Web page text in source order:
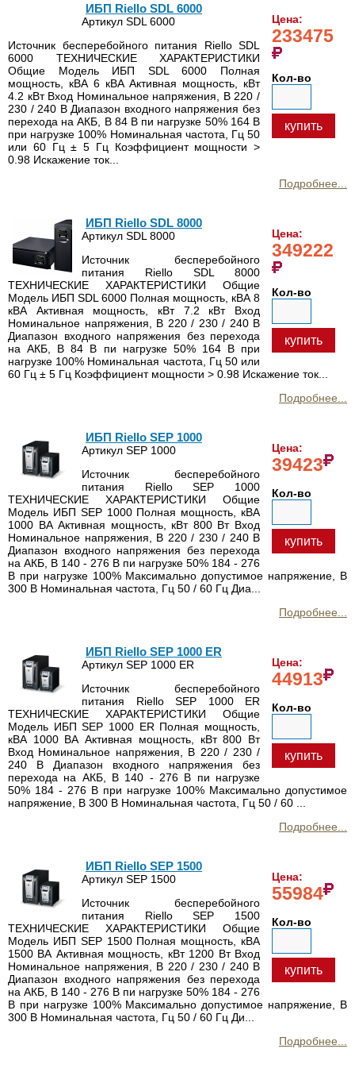
Цена:
233475
Кол-во
купить
ИБП Riello SDL 6000
Артикул SDL 6000
Источник бесперебойного питания Riello SDL
6000 ТЕХНИЧЕСКИЕ ХАРАКТЕРИСТИКИ
Общие Модель ИБП SDL 6000 Полная
мощность, кВА 6 кВА Активная мощность, кВт
4.2 кВт Вход Номинальное напряжения, В 220 /
230 / 240 В Диапазон входного напряжения без
перехода на АКБ, В 84 В пи нагрузке 50% 164 В
при нагрузке 100% Номинальная частота, Гц 50
или 60 Гц ± 5 Гц Коэффициент мощности >
0.98 Искажение ток...
Подробнее...
Цена:
349222
Кол-во
купить
ИБП Riello SDL 8000
Артикул SDL 8000
Источник бесперебойного
питания Riello SDL 8000
ТЕХНИЧЕСКИЕ ХАРАКТЕРИСТИКИ Общие
Модель ИБП SDL 6000 Полная мощность, кВА 8
кВА Активная мощность, кВт 7.2 кВт Вход
Номинальное напряжения, В 220 / 230 / 240 В
Диапазон входного напряжения без перехода
на АКБ, В 84 В пи нагрузке 50% 164 В при
нагрузке 100% Номинальная частота, Гц 50 или
60 Гц ± 5 Гц Коэффициент мощности > 0.98 Искажение ток...
Подробнее...
Цена:
39423
Кол-во
купить
ИБП Riello SEP 1000
Артикул SEP 1000
Источник бесперебойного
питания Riello SEP 1000
ТЕХНИЧЕСКИЕ ХАРАКТЕРИСТИКИ Общие
Модель ИБП SEP 1000 Полная мощность, кВА
1000 ВА Активная мощность, кВт 800 Вт Вход
Номинальное напряжения, В 220 / 230 / 240 В
Диапазон входного напряжения без перехода
на АКБ, В 140 - 276 В пи нагрузке 50% 184 - 276
В при нагрузке 100% Максимально допустимое напряжение, В
300 В Номинальная частота, Гц 50 / 60 Гц Диа...
Подробнее...
Цена:
44913
Кол-во
купить
ИБП Riello SEP 1000 ER
Артикул SEP 1000 ER
Источник бесперебойного
питания Riello SEP 1000 ER
ТЕХНИЧЕСКИЕ ХАРАКТЕРИСТИКИ Общие
Модель ИБП SEP 1000 ER Полная мощность,
кВА 1000 ВА Активная мощность, кВт 800 Вт
Вход Номинальное напряжения, В 220 / 230 /
240 В Диапазон входного напряжения без
перехода на АКБ, В 140 - 276 В пи нагрузке
50% 184 - 276 В при нагрузке 100% Максимально допустимое
напряжение, В 300 В Номинальная частота, Гц 50 / 60 ...
Подробнее...
Цена:
55984
Кол-во
купить
ИБП Riello SEP 1500
Артикул SEP 1500
Источник бесперебойного
питания Riello SEP 1500
ТЕХНИЧЕСКИЕ ХАРАКТЕРИСТИКИ Общие
Модель ИБП SEP 1500 Полная мощность, кВА
1500 ВА Активная мощность, кВт 1200 Вт Вход
Номинальное напряжения, В 220 / 230 / 240 В
Диапазон входного напряжения без перехода
на АКБ, В 140 - 276 В пи нагрузке 50% 184 - 276
В при нагрузке 100% Максимально допустимое напряжение, В
300 В Номинальная частота, Гц 50 / 60 Гц Ди...
Подробнее...